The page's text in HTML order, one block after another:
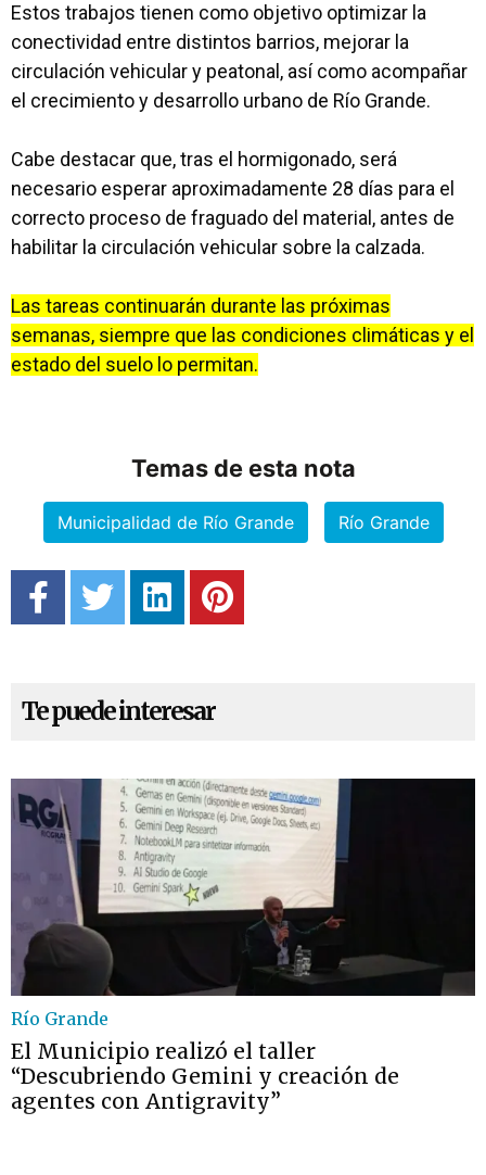
Estos trabajos tienen como objetivo optimizar la
conectividad entre distintos barrios, mejorar la
circulación vehicular y peatonal, así como acompañar
el crecimiento y desarrollo urbano de Río Grande.
Cabe destacar que, tras el hormigonado, será
necesario esperar aproximadamente 28 días para el
correcto proceso de fraguado del material, antes de
habilitar la circulación vehicular sobre la calzada.
Las tareas continuarán durante las próximas
semanas, siempre que las condiciones climáticas y el
estado del suelo lo permitan.
Temas de esta nota
Municipalidad de Río Grande Río Grande
Te puede interesar
Río Grande
El Municipio realizó el taller
“Descubriendo Gemini y creación de
agentes con Antigravity”